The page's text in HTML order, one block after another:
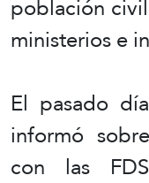
ministerios e
El pasado
informó
con las